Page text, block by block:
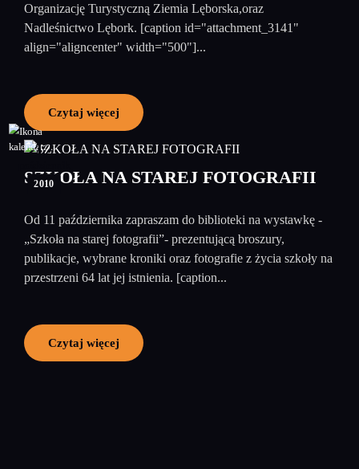
Organizację Turystyczną Ziemia Lęborska,oraz
Nadleśnictwo Lębork. [caption id="attachment_3141"
align="aligncenter" width="500"]...
Czytaj więcej
12
2010
SZKOŁA NA STAREJ FOTOGRAFII
Od 11 października zapraszam do biblioteki na wystawkę -
„Szkoła na starej fotografii”- prezentującą broszury,
publikacje, wybrane kroniki oraz fotografie z życia szkoły na
przestrzeni 64 lat jej istnienia. [caption...
Czytaj więcej